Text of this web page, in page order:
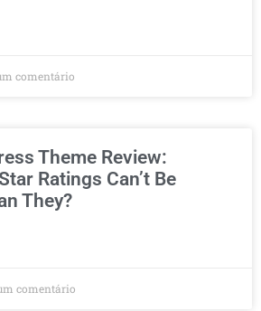
comentário
Theme Review:
Ratings Can’t Be
They?
comentário